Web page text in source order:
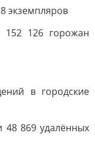
экземпляров
152 126 горожан
в городские
48 869 удалённых